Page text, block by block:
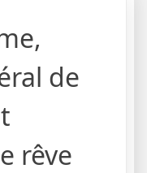
de
rêve